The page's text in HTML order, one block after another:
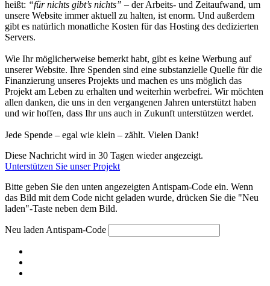
heißt: “für nichts gibt’s nichts” – der Arbeits- und Zeitaufwand, um
unsere Website immer aktuell zu halten, ist enorm. Und außerdem
gibt es natürlich monatliche Kosten für das Hosting des dedizierten
Servers.
Wie Ihr möglicherweise bemerkt habt, gibt es keine Werbung auf
unserer Website. Ihre Spenden sind eine substanzielle Quelle für die
Finanzierung unseres Projekts und machen es uns möglich das
Projekt am Leben zu erhalten und weiterhin werbefrei. Wir möchten
allen danken, die uns in den vergangenen Jahren unterstützt haben
und wir hoffen, dass Ihr uns auch in Zukunft unterstützen werdet.
Jede Spende – egal wie klein – zählt. Vielen Dank!
Diese Nachricht wird in 30 Tagen wieder angezeigt.
Unterstützen Sie unser Projekt
Bitte geben Sie den unten angezeigten Antispam-Code ein. Wenn
das Bild mit dem Code nicht geladen wurde, drücken Sie die "Neu
laden"-Taste neben dem Bild.
Neu laden Antispam-Code